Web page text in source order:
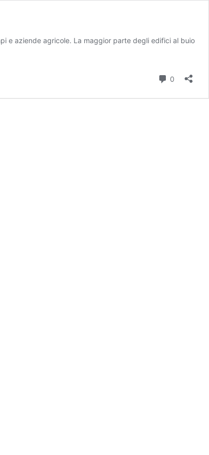
e aziende agricole. La maggior parte degli edifici al buio
0 Commenti